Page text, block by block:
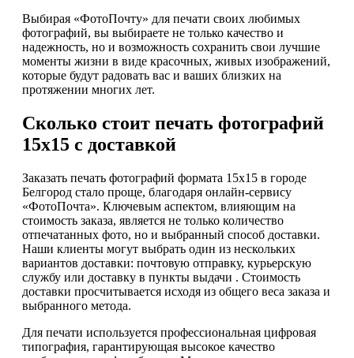
Выбирая «ФотоПочту» для печати своих любимых
фотографий, вы выбираете не только качество и
надежность, но и возможность сохранить свои лучшие
моменты жизни в виде красочных, живых изображений,
которые будут радовать вас и ваших близких на
протяжении многих лет.
Сколько стоит печать фотографий
15х15 с доставкой
Заказать печать фотографий формата 15х15 в городе
Белгород стало проще, благодаря онлайн-сервису
«ФотоПочта». Ключевым аспектом, влияющим на
стоимость заказа, является не только количество
отпечатанных фото, но и выбранный способ доставки.
Наши клиенты могут выбрать один из нескольких
вариантов доставки: почтовую отправку, курьерскую
службу или доставку в пункты выдачи . Стоимость
доставки просчитывается исходя из общего веса заказа и
выбранного метода.
Для печати используется профессиональная цифровая
типография, гарантирующая высокое качество